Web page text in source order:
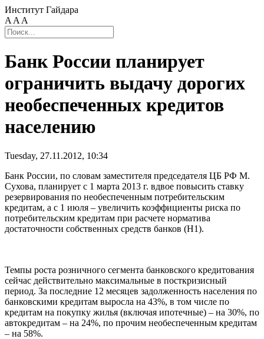
Институт Гайдара
A A A
Банк России планирует
ограничить выдачу дорогих
необеспеченных кредитов
населению
Tuesday, 27.11.2012, 10:34
Банк России, по словам заместителя председателя ЦБ РФ М.
Сухова, планирует с 1 марта 2013 г. вдвое повысить ставку
резервирования по необеспеченным потребительским
кредитам, а с 1 июля – увеличить коэффициенты риска по
потребительским кредитам при расчете норматива
достаточности собственных средств банков (Н1).
Темпы роста розничного сегмента банковского кредитования
сейчас действительно максимальные в посткризисный
период. За последние 12 месяцев задолженность населения по
банковскими кредитам выросла на 43%, в том числе по
кредитам на покупку жилья (включая ипотечные) – на 30%, по
автокредитам – на 24%, по прочим необеспеченным кредитам
– на 58%.